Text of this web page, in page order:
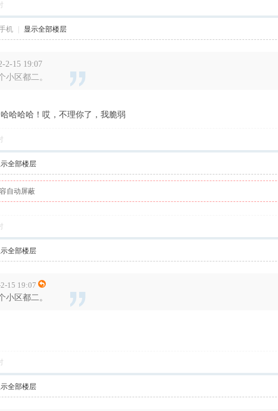
机 显示全部楼层
2-15 19:07
小区都二。
哈哈哈！哎，不理你了，我脆弱
全部楼层
自动屏蔽
全部楼层
15 19:07
小区都二。
全部楼层